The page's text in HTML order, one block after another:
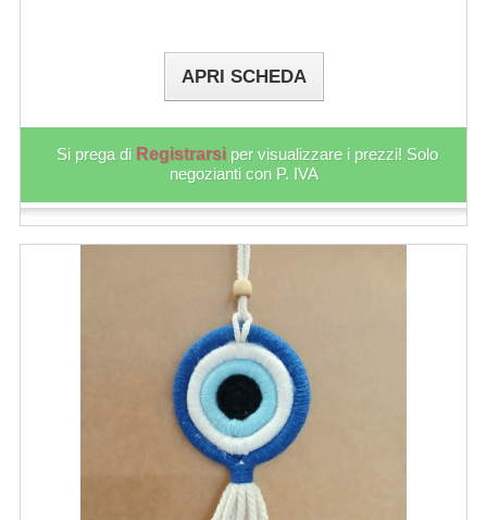
APRI SCHEDA
Si prega di Registrarsi per visualizzare i prezzi! Solo
negozianti con P. IVA